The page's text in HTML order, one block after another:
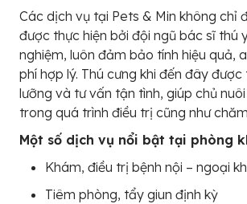
Các dịch vụ tại Pets & Min không chỉ
được thực hiện bởi đội ngũ bác sĩ thú
nghiệm, luôn đảm bảo tính hiệu quả,
phí hợp lý. Thú cưng khi đến đây
lưỡng và tư vấn tận tình, giúp chủ
trong quá trình điều trị cũng như
Một số dịch vụ nổi bật tại phòng
Khám, điều trị bệnh nội – ngoại
Tiêm phòng, tẩy giun định kỳ